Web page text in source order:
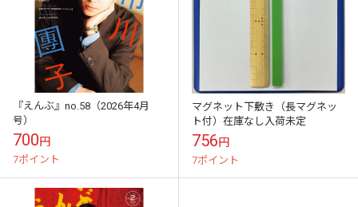
『えんぶ』no.58（2026年4月
号）
700円
7ポイント
マグネット下敷き（長マグネッ
ト付）在庫なし入荷未定
756円
7ポイント